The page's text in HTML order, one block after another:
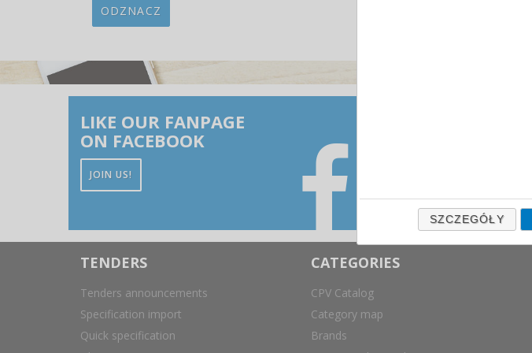
ODZNACZ
LIKE OUR FANPAGE
ON FACEBOOK
JOIN US!
skrzynkę mailową.
TENDERS
Tenders announcements
Specification import
Quick specification
CATEGORIES
CPV Catalog
Category map
Brands
SZCZEGÓŁY